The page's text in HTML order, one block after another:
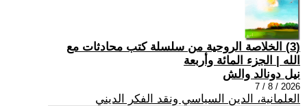
(3) الخلاصة الروحية من سلسلة كتب محادثات مع
الله | الجزء المائة وأربعة
نيل دونالد والش
2026 / 8 / 7
العلمانية، الدين السياسي ونقد الفكر الديني